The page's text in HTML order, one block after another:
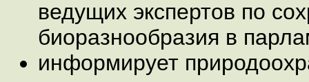
ведущих экспертов по
биоразнообразия в
информирует